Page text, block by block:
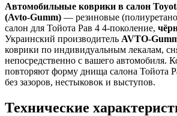
Автомобильные коврики в салон
(Avto-Gumm) — резиновые
салон для Тойота Рав 4 4-поколение,
Украинский производитель AVTO-
коврики по индивидуальным лекалам,
непосредственно с вашего автомобиля.
повторяют форму днища салона Тойота
без зазоров, нестыковок и выступов.
Технические